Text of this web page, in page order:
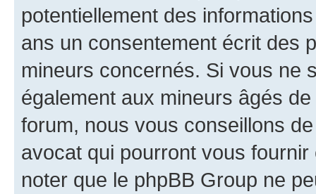
potentiellement des
ans un consentement écrit des
mineurs concernés. Si vous ne
également aux mineurs âgés
forum, nous vous conseillons
avocat qui pourront vous
noter que le phpBB Group ne